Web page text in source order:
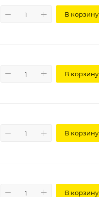
В корзину
В корзину
В корзину
В корзину